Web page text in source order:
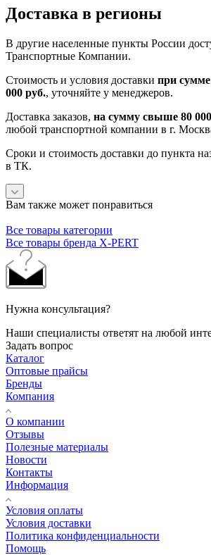
Доставка в регионы
В другие населенные пункты России
Транспортные Компании.
Стоимость и условия доставки при сумме
000 руб., уточняйте у менеджеров.
Доставка заказов, на сумму свыше 80
любой транспортной компании в г.
Сроки и стоимость доставки до пункта
в ТК.
Вам также может понравиться
Все товары категории
Все товары бренда X-PERT
Нужна консультация?
Наши специалисты ответят на любой
Задать вопрос
Каталог
Оптовые прайсы
Бренды
Компания
О компании
Отзывы
Полезные материалы
Новости
Контакты
Информация
Условия оплаты
Условия доставки
Политика конфиденциальности
Помощь